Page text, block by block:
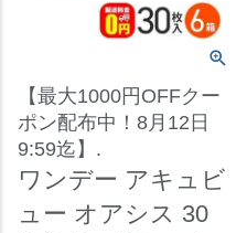
【最大1000円OFFクー
ポン配布中！8月12日
9:59迄】.
ワンデー アキュビ
ュー オアシス 30